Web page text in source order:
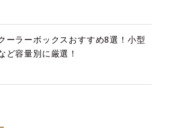
ーラーボックスおすすめ8選！小型
ど容量別に厳選！